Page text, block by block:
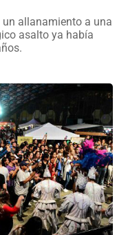
allanamiento a una
asalto ya había